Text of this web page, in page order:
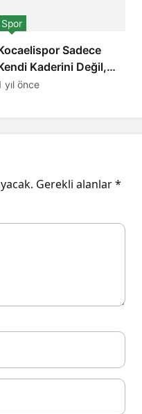
Sadece
Kaderini Değil,
Kaderini de
Spor
yıl önce
Gerekli alanlar*